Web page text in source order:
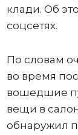
клади. Об
соцсетях.
По словам
во время
вошедшие
вещи в
обнаружил